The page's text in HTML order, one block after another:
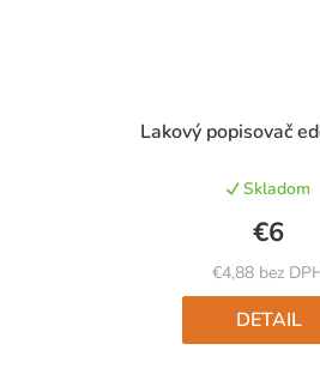
Lakový popisovač
je
4,8
z
5
Skladom
€4,88 bez
€6
DETAIL